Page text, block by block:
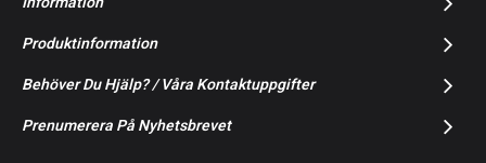
Produktinformation
Behöver Du Hjälp? / Våra Kontaktuppgifter
Prenumerera På Nyhetsbrevet